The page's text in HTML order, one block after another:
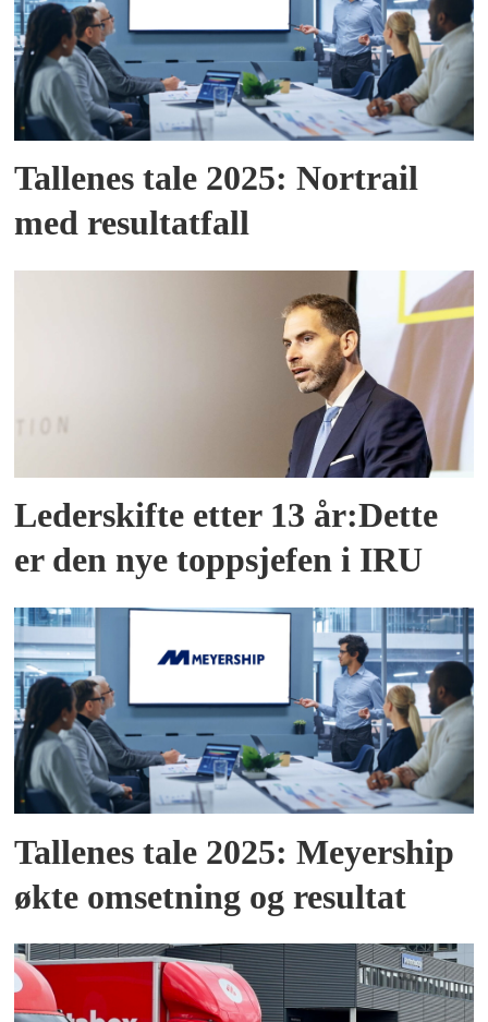
Tallenes tale 2025: Nortrail
med resultatfall
Lederskifte etter 13 år:Dette
er den nye toppsjefen i IRU
Tallenes tale 2025: Meyership
økte omsetning og resultat